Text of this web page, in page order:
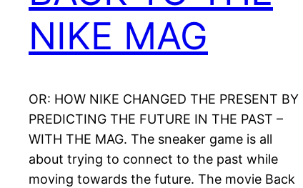
NIKE MAG
OR: HOW NIKE CHANGED THE PRESENT BY
PREDICTING THE FUTURE IN THE PAST –
WITH THE MAG. The sneaker game is all
about trying to connect to the past while
moving towards the future. The movie Back